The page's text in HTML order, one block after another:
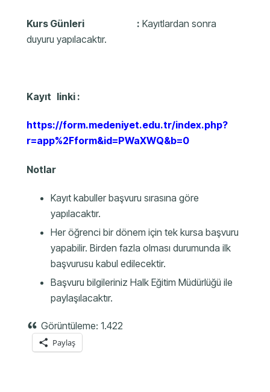
Kurs Günleri : Kayıtlardan sonra
duyuru yapılacaktır.
Kayıt linki :
https://form.medeniyet.edu.tr/index.php?
r=app%2Fform&id=PWaXWQ&b=0
Notlar
Kayıt kabuller başvuru sırasına göre
yapılacaktır.
Her öğrenci bir dönem için tek kursa başvuru
yapabilir. Birden fazla olması durumunda ilk
başvurusu kabul edilecektir.
Başvuru bilgileriniz Halk Eğitim Müdürlüğü ile
paylaşılacaktır.
Görüntüleme: 1.422
Paylaş